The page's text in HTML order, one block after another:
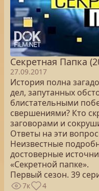
Секретная Папка
27.09.2017
История полна
дел, запутанных
блистательными
свершениями? Кто
заговорами и
Ответы на эти
Неизвестные
достоверные
«Секретной папке».
Первый сезон. 39
7к 4